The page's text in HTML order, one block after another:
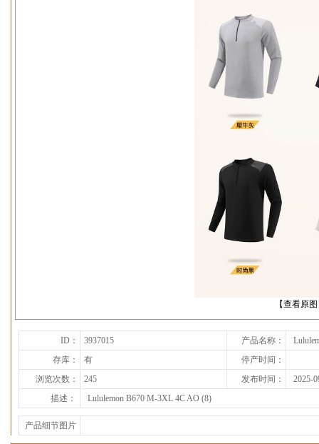
【查看原
ID： 3937015 产品名称：
存库：
有
停产时间：
浏览次数：
245 发布时间：
2025-
描述：
Lululemon B670 M-3XL 4C AO (8)
产品细节图片